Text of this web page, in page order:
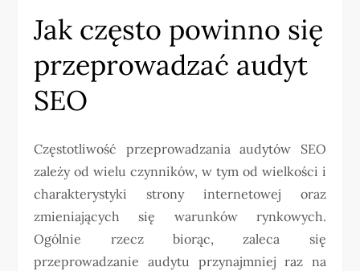
Jak często powinno się
przeprowadzać audyt
SEO
Częstotliwość przeprowadzania audytów SEO
zależy od wielu czynników, w tym od wielkości i
charakterystyki strony internetowej oraz
zmieniających się warunków rynkowych.
Ogólnie rzecz biorąc, zaleca się
przeprowadzanie audytu przynajmniej raz na